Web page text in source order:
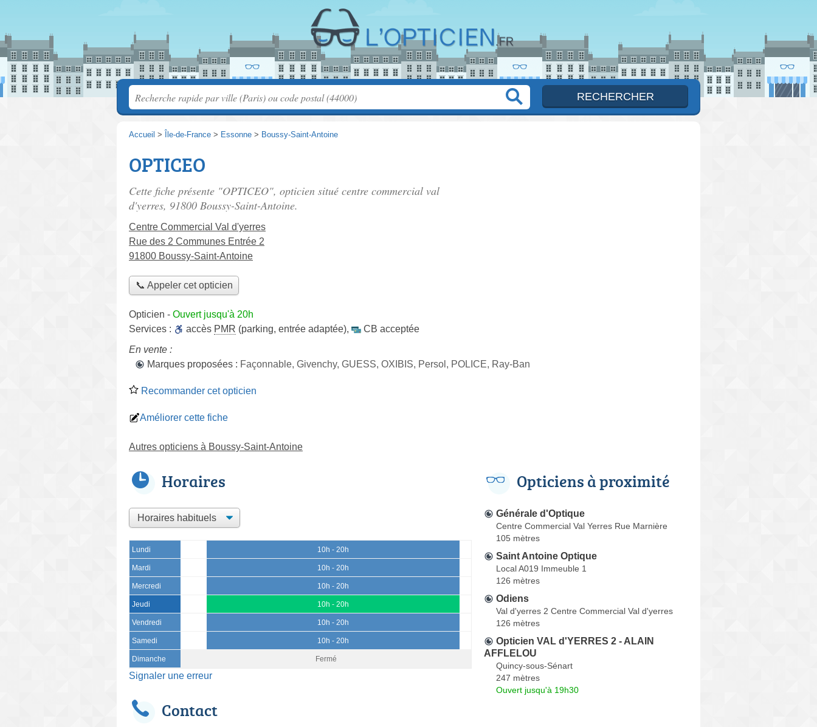
Accueil > Île-de-France > Essonne > Boussy-Saint-Antoine
OPTICEO
Cette fiche présente "OPTICEO", opticien situé centre commercial val
d'yerres, 91800 Boussy-Saint-Antoine.
Centre Commercial Val d'yerres
Rue des 2 Communes Entrée 2
91800 Boussy-Saint-Antoine
📞 Appeler cet opticien
Opticien - Ouvert jusqu'à 20h
Services :
accès PMR (parking, entrée adaptée),
CB acceptée
En vente :
Marques proposées : Façonnable, Givenchy, GUESS, OXIBIS, Persol, POLICE, Ray-Ban
Recommander cet opticien
Améliorer cette fiche
Autres opticiens à Boussy-Saint-Antoine
Horaires
Lundi 10h - 20h
Mardi 10h - 20h
Mercredi 10h - 20h
Jeudi 10h - 20h
Vendredi 10h - 20h
Samedi 10h - 20h
Dimanche Fermé
Signaler une erreur
Contact
Opticiens à proximité
Générale d'Optique
Centre Commercial Val Yerres Rue Marnière
105 mètres
Saint Antoine Optique
Local A019 Immeuble 1
126 mètres
Odiens
Val d'yerres 2 Centre Commercial Val d'yerres
126 mètres
Opticien VAL d'YERRES 2 - ALAIN
AFFLELOU
Quincy-sous-Sénart
247 mètres
Ouvert jusqu'à 19h30